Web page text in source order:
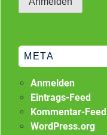
META
Anmelden
Eintrags-Feed
Kommentar-Feed
WordPress.org